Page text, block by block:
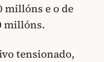
millóns e o de
millóns.
tensionado,